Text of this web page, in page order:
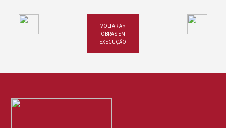
VOLTAR A »
OBRAS EM
EXECUÇÃO